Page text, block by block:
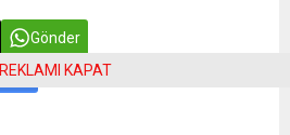
Gönder
OL
REKLAMI KAPAT